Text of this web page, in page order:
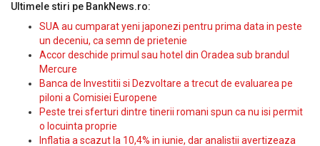
Ultimele stiri pe BankNews.ro:
SUA au cumparat yeni japonezi pentru prima data in peste
un deceniu, ca semn de prietenie
Accor deschide primul sau hotel din Oradea sub brandul
Mercure
Banca de Investitii si Dezvoltare a trecut de evaluarea pe
piloni a Comisiei Europene
Peste trei sferturi dintre tinerii romani spun ca nu isi permit
o locuinta proprie
Inflatia a scazut la 10,4% in iunie, dar analistii avertizeaza